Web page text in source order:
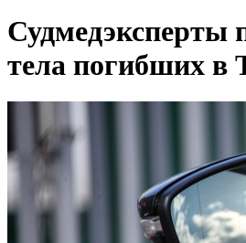
Судмедэксперты
тела погибших в